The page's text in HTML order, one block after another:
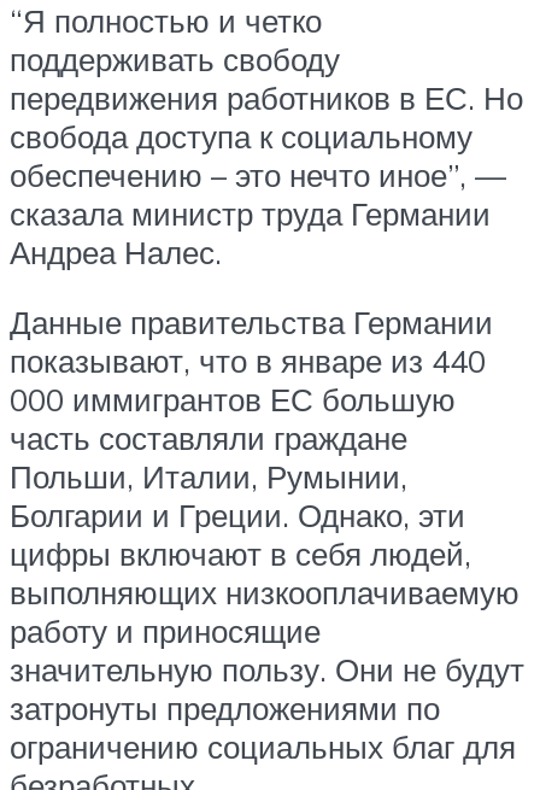
“Я полностью и четко
поддерживать свободу
передвижения работников в ЕС. Но
свобода доступа к социальному
обеспечению – это нечто иное”, —
сказала министр труда Германии
Андреа Налес.
Данные правительства Германии
показывают, что в январе из 440
000 иммигрантов ЕС большую
часть составляли граждане
Польши, Италии, Румынии,
Болгарии и Греции. Однако, эти
цифры включают в себя людей,
выполняющих низкооплачиваемую
работу и приносящие
значительную пользу. Они не будут
затронуты предложениями по
ограничению социальных благ для